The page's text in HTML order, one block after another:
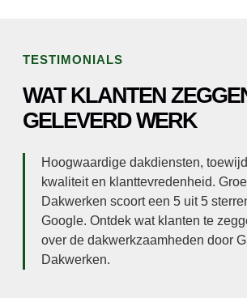
TESTIMONIALS
WAT KLANTEN
GELEVERD WERK
Hoogwaardige dakdiensten,
kwaliteit en klanttevredenheid.
Dakwerken scoort een 5 uit 5
Google. Ontdek wat klanten te
over de dakwerkzaamheden door
Dakwerken.